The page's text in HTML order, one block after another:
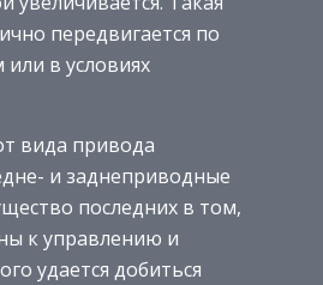
передвигается по
в условиях
вида привода
и заднеприводные
последних в том,
к управлению и
удается добиться